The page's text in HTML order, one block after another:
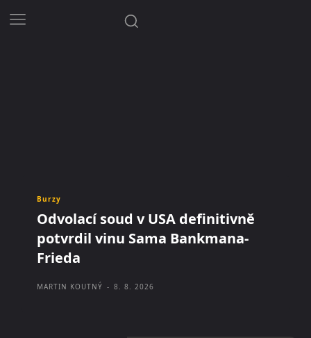
Burzy
Odvolací soud v USA definitivně
potvrdil vinu Sama Bankmana-
Frieda
MARTIN KOUTNÝ - 8. 8. 2026